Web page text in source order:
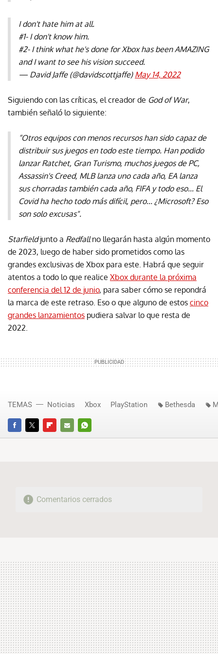
I don't hate him at all.
#1- I don't know him.
#2- I think what he's done for Xbox has been AMAZING
and I want to see his vision succeed.
— David Jaffe (@davidscottjaffe) May 14, 2022
Siguiendo con las críticas, el creador de God of War,
también señaló lo siguiente:
“Otros equipos con menos recursos han sido capaz de
distribuir sus juegos en todo este tiempo. Han podido
lanzar Ratchet, Gran Turismo, muchos juegos de PC,
Assassin's Creed, MLB lanza uno cada año, EA lanza
sus chorradas también cada año, FIFA y todo eso... El
Covid ha hecho todo más difícil, pero... ¿Microsoft? Eso
son solo excusas".
Starfieldjunto a Redfallno llegarán hasta algún momento
de 2023, luego de haber sido prometidos como las
grandes exclusivas de Xbox para este. Habrá que seguir
atentos a todo lo que realice Xbox durante la próxima
conferencia del 12 de junio, para saber cómo se repondrá
la marca de este retraso. Eso o que alguno de estos cinco
grandes lanzamientos pudiera salvar lo que resta de
2022.
FACEBOOKTWITTERFLIPBOARD
E-
WHATSAPP
TEMAS Noticias Xbox PlayStation Bethesda
Comentarios cerrados